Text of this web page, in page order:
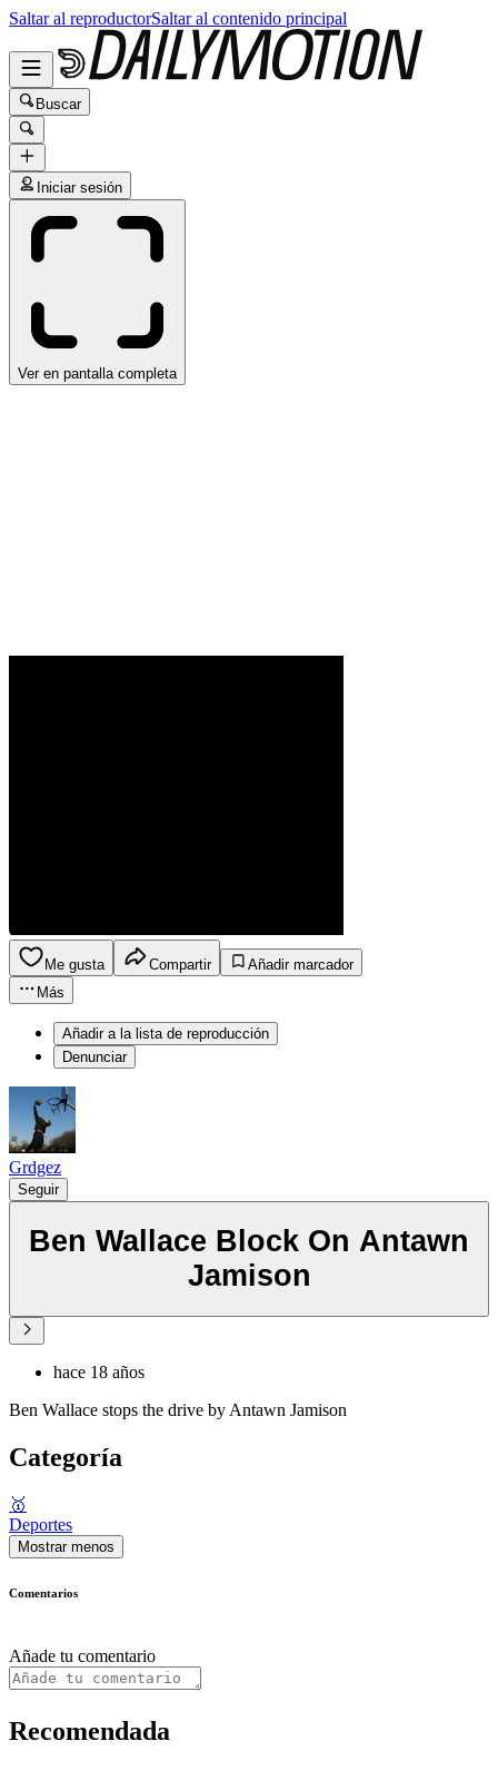
Saltar al reproductorSaltar al contenido principal
Buscar
Iniciar sesión
Ver en pantalla completa
Me gusta Compartir
Añadir marcador
Más
Añadir a la lista de reproducción
Denunciar
Grdgez
Seguir
Ben Wallace Block On Antawn
Jamison
hace 18 años
Ben Wallace stops the drive by Antawn Jamison
Categoría
🥇
Deportes
Mostrar menos
Comentarios
Añade tu comentario
Recomendada